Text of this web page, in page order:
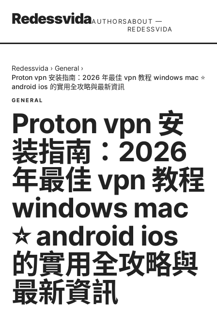
RedessvidaAUTHORSABOUT —
REDESSVIDA
Redessvida › General ›
Proton vpn 安装指南：2026 年最佳 vpn 教程 windows mac ⭐
android ios 的實用全攻略與最新資訊
GENERAL
Proton vpn 安
装指南：2026
年最佳 vpn 教程
windows mac
⭐ android ios
的實用全攻略與
最新資訊